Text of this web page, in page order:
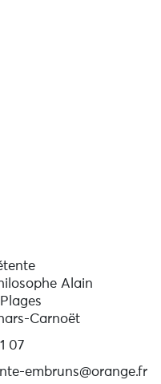
Alain
Carnoët
07
embruns@orange.fr